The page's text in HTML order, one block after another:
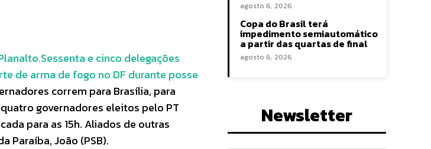
Sessenta e cinco delegações
de arma de fogo no DF durante posse
correm para Brasília, para
governadores eleitos pelo PT
para as 15h. Aliados de outras
Paraíba, João (PSB).
agosto 6, 2026
Copa do Brasil terá
impedimento semiautomático
a partir das quartas de final
agosto 6, 2026
Newsletter